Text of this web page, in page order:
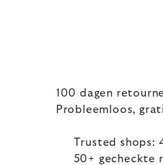
100 dagen
Probleemloos,
Trusted shops:
50+ gecheckte